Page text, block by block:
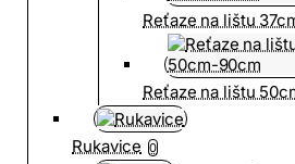
Reťaze na lištu
Reťaze na lištu
Rukavice 0